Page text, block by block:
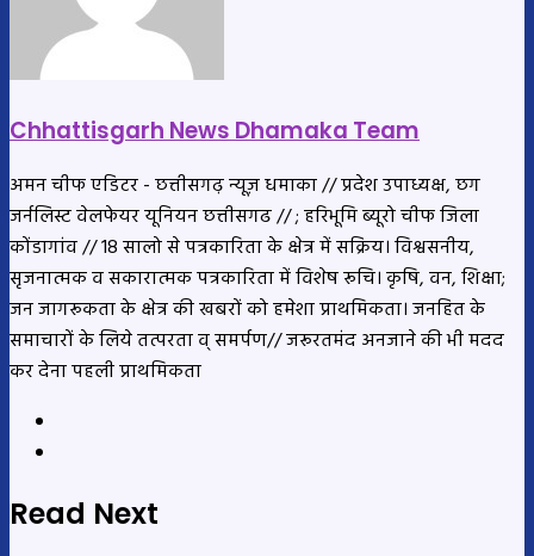
Chhattisgarh News Dhamaka Team
अमन चीफ एडिटर - छत्तीसगढ़ न्यूज़ धमाका // प्रदेश उपाध्यक्ष, छग
जर्नलिस्ट वेलफेयर यूनियन छत्तीसगढ // ; हरिभूमि ब्यूरो चीफ जिला
कोंडागांव // 18 सालो से पत्रकारिता के क्षेत्र में सक्रिय। विश्वसनीय,
सृजनात्मक व सकारात्मक पत्रकारिता में विशेष रूचि। कृषि, वन, शिक्षा;
जन जागरूकता के क्षेत्र की खबरों को हमेशा प्राथमिकता। जनहित के
समाचारों के लिये तत्परता व् समर्पण// जरूरतमंद अनजाने की भी मदद
कर देना पहली प्राथमिकता
Read Next